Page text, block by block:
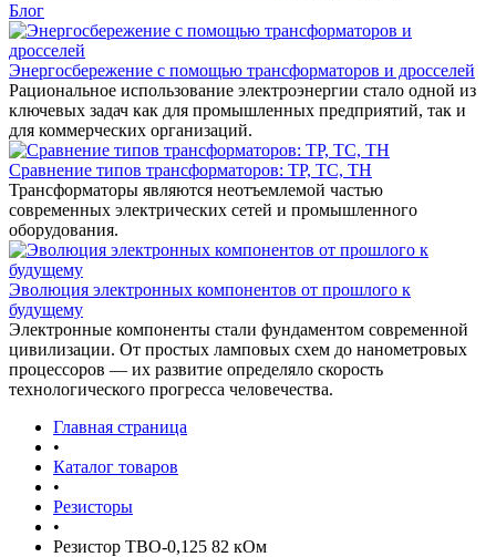
Блог
Энергосбережение с помощью трансформаторов и дросселей
Рациональное использование электроэнергии стало одной из
ключевых задач как для промышленных предприятий, так и
для коммерческих организаций.
Сравнение типов трансформаторов: ТР, ТС, ТН
Трансформаторы являются неотъемлемой частью
современных электрических сетей и промышленного
оборудования.
Эволюция электронных компонентов от прошлого к
будущему
Электронные компоненты стали фундаментом современной
цивилизации. От простых ламповых схем до нанометровых
процессоров — их развитие определяло скорость
технологического прогресса человечества.
Главная страница
•
Каталог товаров
•
Резисторы
•
Резистор ТВО-0,125 82 кОм